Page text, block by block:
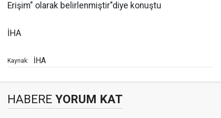
Erişim" olarak belirlenmiştir"diye konuştu
İHA
Kaynak: İHA
HABERE YORUM KAT